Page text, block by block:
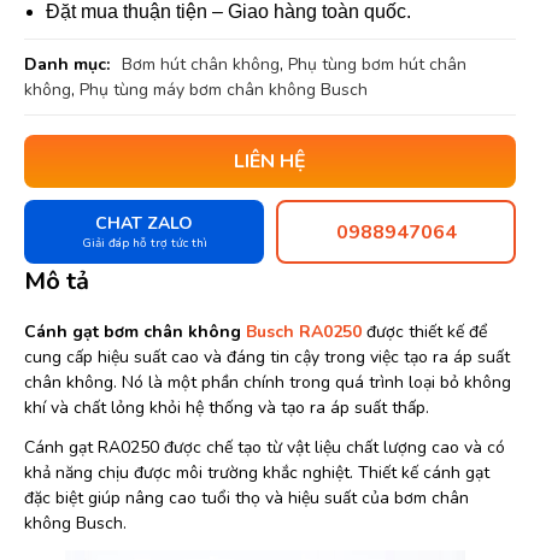
Đặt mua thuận tiện – Giao hàng toàn quốc.
Danh mục: Bơm hút chân không, Phụ tùng bơm hút chân
không, Phụ tùng máy bơm chân không Busch
LIÊN HỆ
CHAT ZALO
Giải đáp hỗ trợ tức thì 0988947064
Mô tả
Cánh gạt bơm chân không Busch RA0250 được thiết kế để
cung cấp hiệu suất cao và đáng tin cậy trong việc tạo ra áp suất
chân không. Nó là một phần chính trong quá trình loại bỏ không
khí và chất lỏng khỏi hệ thống và tạo ra áp suất thấp.
Cánh gạt RA0250 được chế tạo từ vật liệu chất lượng cao và có
khả năng chịu được môi trường khắc nghiệt. Thiết kế cánh gạt
đặc biệt giúp nâng cao tuổi thọ và hiệu suất của bơm chân
không Busch.